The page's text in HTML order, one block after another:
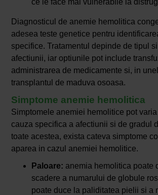
Diagnosticul de anemie hemolitica
adesea teste genetice pentru
specifice. Tratamentul depinde de tipul
afectiunii, iar optiunile pot include
administrarea de medicamente si, in
transplantul de maduva osoasa.
Simptome anemie hemolitica
Simptomele anemiei hemolitice pot
cauza specifica a afectiunii si de gradul
toate acestea, exista cateva simptome
aparea in cazul anemiei hemolitice.
Paloare: anemia hemolitica poate
scadere a numarului de globule
poate duce la paliditatea pielii si a